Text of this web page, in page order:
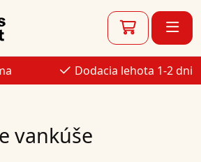
Dodacia lehota 1-2 dni
vankúše